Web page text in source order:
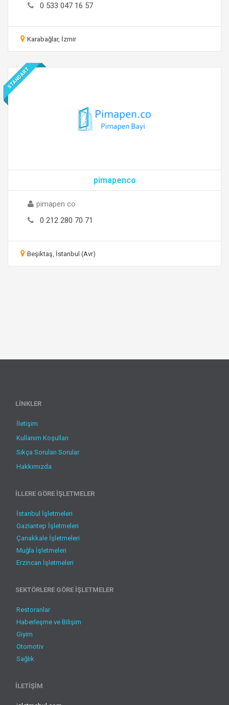
0 533 047 16 57
Karabağlar, İzmir
STANDART
pimapenco
pimapen co
0 212 280 70 71
Beşiktaş, İstanbul (Avr)
LİNKLER
İletişim
Kullanım Koşulları
Sıkça Sorulan Sorular
Hakkımızda
İLLERE GÖRE İŞLETMELER
İstanbul İşletmeleri
Gaziantep İşletmeleri
Çanakkale İşletmeleri
Muğla İşletmeleri
Erzincan İşletmeleri
SEKTÖRLERE GÖRE İŞLETMELER
Restoranlar
Haberleşme ve Bilişim
Giyim
Otomotiv
Sağlık
İLETİŞİM